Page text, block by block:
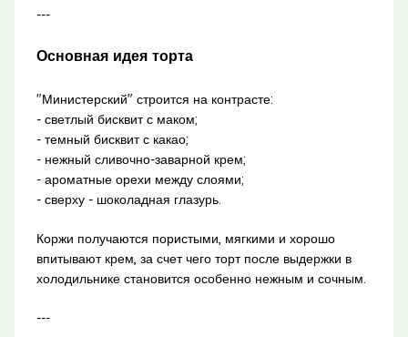
---
Основная идея торта
"Министерский" строится на контрасте:
- светлый бисквит с маком;
- темный бисквит с какао;
- нежный сливочно-заварной крем;
- ароматные орехи между слоями;
- сверху - шоколадная глазурь.
Коржи получаются пористыми, мягкими и хорошо
впитывают крем, за счет чего торт после выдержки в
холодильнике становится особенно нежным и сочным.
---